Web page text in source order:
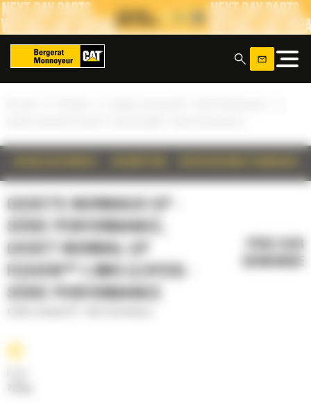
GODETS NORMAUX GP -
SÉRIE PERFORMANCE,
GODET NORMAL GP
FUSION™ 1,9M3 (2,5YD3) -
SÉRIE PERFORMANCE
Panneau de gestion des cookies